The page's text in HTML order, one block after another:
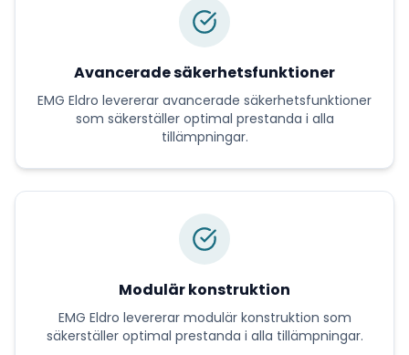
Avancerade säkerhetsfunktioner
EMG Eldro levererar avancerade säkerhetsfunktioner
som säkerställer optimal prestanda i alla
tillämpningar.
Modulär konstruktion
EMG Eldro levererar modulär konstruktion som
säkerställer optimal prestanda i alla tillämpningar.